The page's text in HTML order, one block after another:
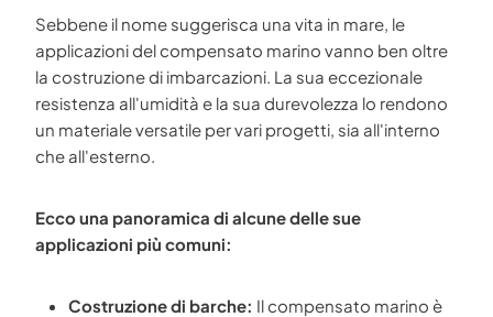
Sebbene il nome suggerisca una vita in mare, le
applicazioni del compensato marino vanno ben oltre
la costruzione di imbarcazioni. La sua eccezionale
resistenza all'umidità e la sua durevolezza lo rendono
un materiale versatile per vari progetti, sia all'interno
che all'esterno.
Ecco una panoramica di alcune delle sue
applicazioni più comuni:
Costruzione di barche: Il compensato marino è